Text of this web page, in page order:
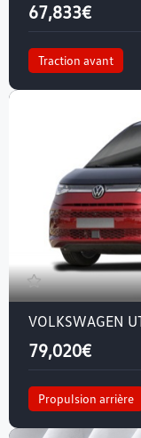
67,833€
Traction avant
79,020€
Propulsion arrière